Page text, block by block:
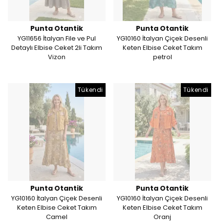
Punta Otantik
YG11656 İtalyan File ve Pul
Detaylı Elbise Ceket 2li Takım
Vizon
Punta Otantik
YG10160 İtalyan Çiçek Desenli
Keten Elbise Ceket Takım
petrol
Tükendi
Punta Otantik
YG10160 İtalyan Çiçek Desenli
Keten Elbise Ceket Takım
Camel
Tükendi
Punta Otantik
YG10160 İtalyan Çiçek Desenli
Keten Elbise Ceket Takım
Oranj